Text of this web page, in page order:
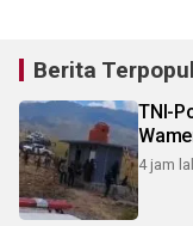
Berita
TNI-
4 jam